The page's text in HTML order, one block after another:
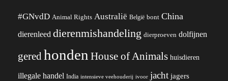
#GNvdD Animal Rights Australië België bont China
dierenleed dierenmishandeling dierproeven dolfijnen
gered honden House of Animals huisdieren
illegale handel India intensieve veehouderij ivoor jacht jagers